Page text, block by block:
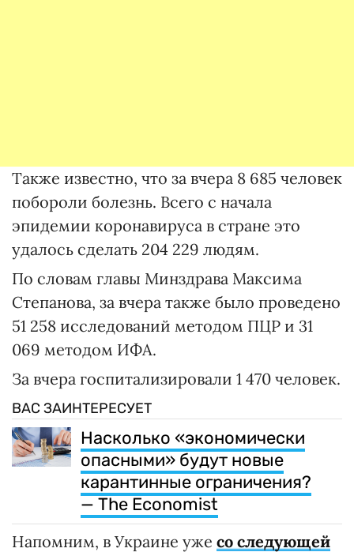
Также известно, что за вчера 8 685 человек
побороли болезнь. Всего с начала
эпидемии коронавируса в стране это
удалось сделать 204 229 людям.
По словам главы Минздрава Максима
Степанова, за вчера также было проведено
51 258 исследований методом ПЦР и 31
069 методом ИФА.
За вчера госпитализировали 1 470 человек.
ВАС ЗАИНТЕРЕСУЕТ
Насколько «экономически
опасными» будут новые
карантинные ограничения?
— The Economist
Напомним, в Украине уже со следующей